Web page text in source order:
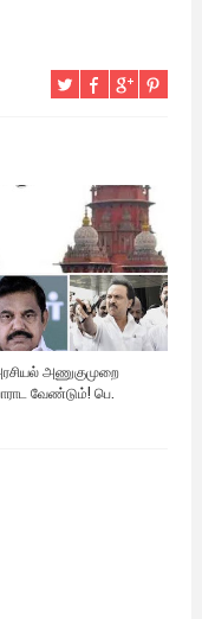
அணுகுமுறை
வேண்டும்! பெ.